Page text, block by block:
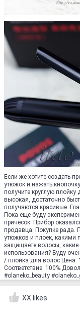
Если же хотите создать
утюжок и нажать
получите круглую плойку
высокая, достаточно
получаются красивые.
Пока еще буду
причесок. Прибор
продавца. Покупке рада.
утюжков и плоек, какими
защищаете волосы,
использования? Буду
/ плойка для волос Цена:
Соответствие: 100%
#olaneko_beauty
XX likes